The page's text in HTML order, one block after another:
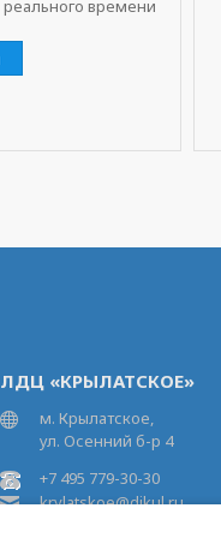
времени
ЛДЦ «КРЫЛАТСКОЕ»
м. Крылатское,
ул. Осенний б-р 4
+7 495 779-30-30
krylatskoe@dikul.ru